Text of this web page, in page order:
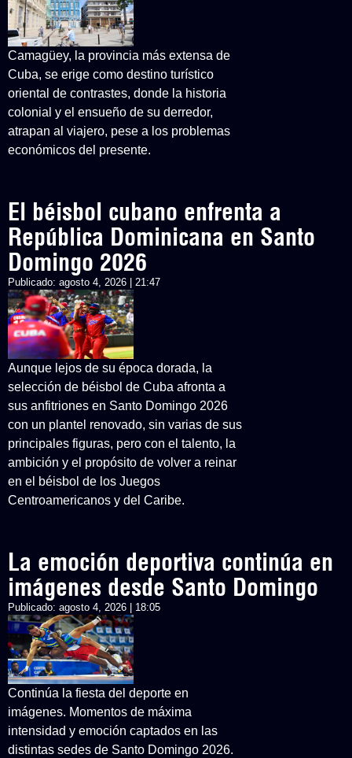
Camagüey, la provincia más extensa de
Cuba, se erige como destino turístico
oriental de contrastes, donde la historia
colonial y el ensueño de su derredor,
atrapan al viajero, pese a los problemas
económicos del presente.
El béisbol cubano enfrenta a
República Dominicana en Santo
Domingo 2026
Publicado: agosto 4, 2026 | 21:47
Aunque lejos de su época dorada, la
selección de béisbol de Cuba afronta a
sus anfitriones en Santo Domingo 2026
con un plantel renovado, sin varias de sus
principales figuras, pero con el talento, la
ambición y el propósito de volver a reinar
en el béisbol de los Juegos
Centroamericanos y del Caribe.
La emoción deportiva continúa en
imágenes desde Santo Domingo
Publicado: agosto 4, 2026 | 18:05
Continúa la fiesta del deporte en
imágenes. Momentos de máxima
intensidad y emoción captados en las
distintas sedes de Santo Domingo 2026.